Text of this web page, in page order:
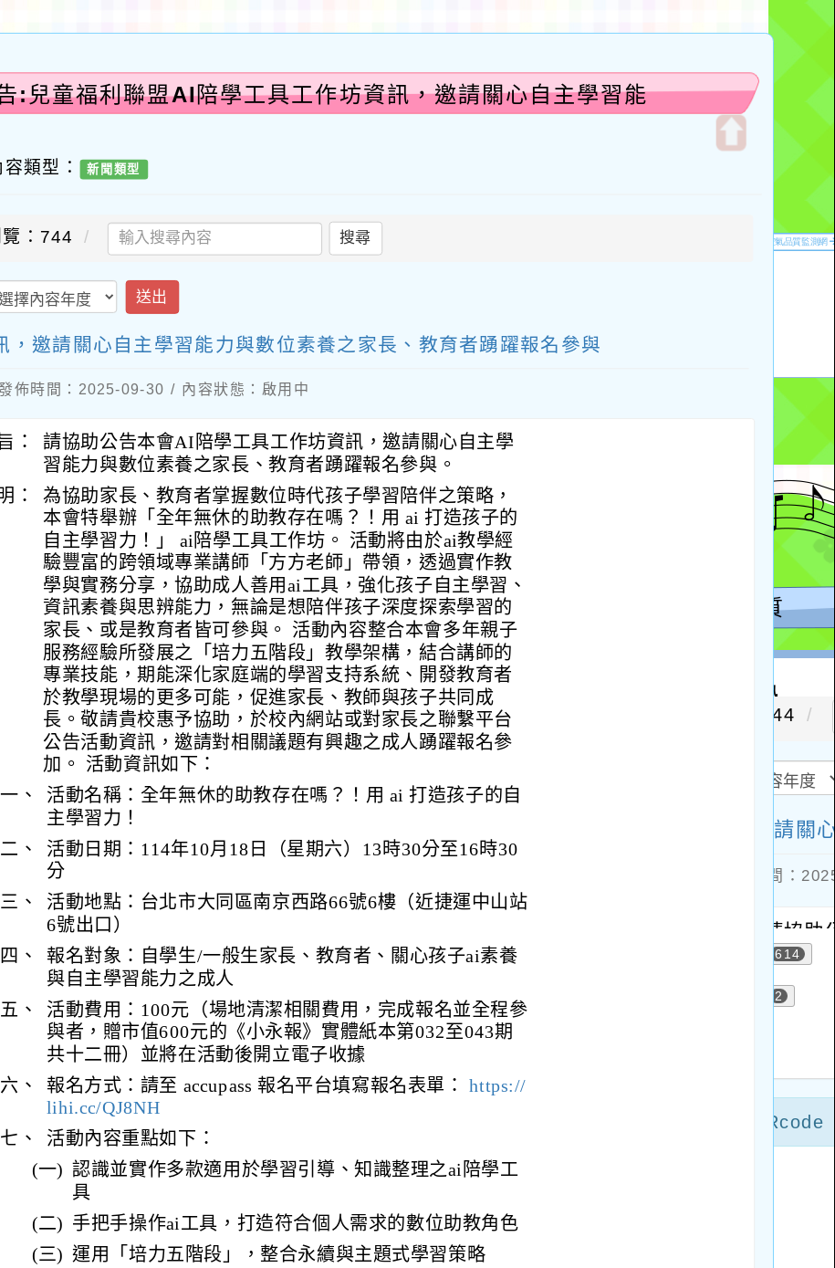
:兒童福利聯盟AI陪學工具工作坊資訊，邀請關心自主學習能
類型： 新聞類型
：744 搜尋
送出
邀請關心自主學習能力與數位素養之家長、教育者踴躍報名參與
佈時間：2025-09-30 / 內容狀態：啟用中
：
請協助公告本會AI陪學工具工作坊資訊，邀請關心自主學
習能力與數位素養之家長、教育者踴躍報名參與。
：
為協助家長、教育者掌握數位時代孩子學習陪伴之策略，
本會特舉辦「全年無休的助教存在嗎？！用 ai 打造孩子的
自主學習力！」 ai陪學工具工作坊。 活動將由於ai教學經
驗豐富的跨領域專業講師「方方老師」帶領，透過實作教
學與實務分享，協助成人善用ai工具，強化孩子自主學習、
資訊素養與思辨能力，無論是想陪伴孩子深度探索學習的
家長、或是教育者皆可參與。 活動內容整合本會多年親子
服務經驗所發展之「培力五階段」教學架構，結合講師的
專業技能，期能深化家庭端的學習支持系統、開發教育者
於教學現場的更多可能，促進家長、教師與孩子共同成
長。敬請貴校惠予協助，於校內網站或對家長之聯繫平台
公告活動資訊，邀請對相關議題有興趣之成人踴躍報名參
加。 活動資訊如下：
一、
活動名稱：全年無休的助教存在嗎？！用 ai 打造孩子的自
主學習力！
二、
活動日期：114年10月18日（星期六）13時30分至16時30
分
三、
活動地點：台北市大同區南京西路66號6樓（近捷運中山站
6號出口）
四、
報名對象：自學生/一般生家長、教育者、關心孩子ai素養
與自主學習能力之成人
五、
活動費用：100元（場地清潔相關費用，完成報名並全程參
與者，贈市值600元的《小永報》實體紙本第032至043期
共十二冊）並將在活動後開立電子收據
六、
報名方式：請至 accupass 報名平台填寫報名表單： https://
lihi.cc/QJ8NH
七、
活動內容重點如下：
(一) 認識並實作多款適用於學習引導、知識整理之ai陪學工
具
(二) 手把手操作ai工具，打造符合個人需求的數位助教角色
(三) 運用「培力五階段」，整合永續與主題式學習策略